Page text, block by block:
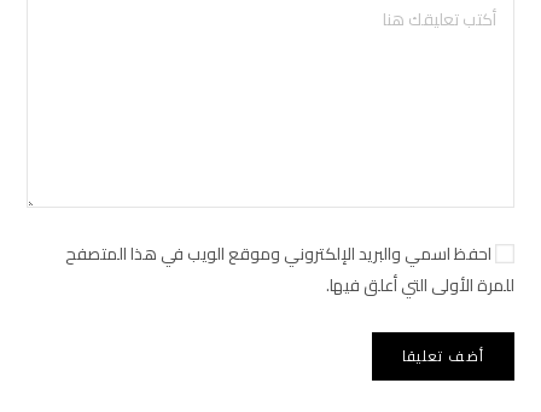
احفظ اسمي والبريد الإلكتروني وموقع الويب في هذا المتصفح
للمرة الأولى التي أعلق فيها.